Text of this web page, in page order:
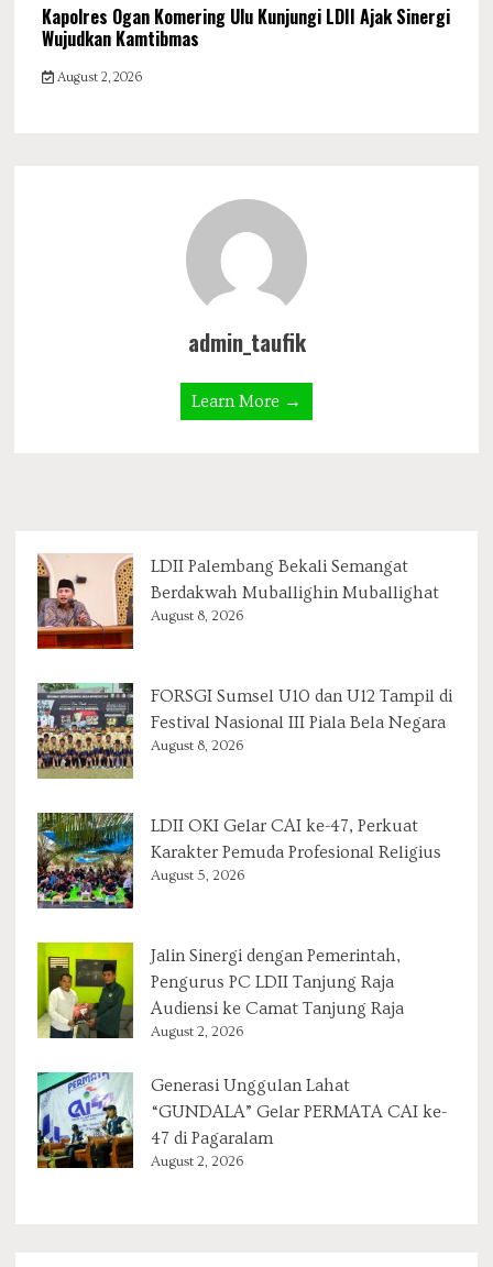
Kapolres Ogan Komering Ulu Kunjungi LDII Ajak Sinergi
Wujudkan Kamtibmas
August 2, 2026
admin_taufik
Learn More →
LDII Palembang Bekali Semangat
Berdakwah Muballighin Muballighat
August 8, 2026
FORSGI Sumsel U10 dan U12 Tampil di
Festival Nasional III Piala Bela Negara
August 8, 2026
LDII OKI Gelar CAI ke-47, Perkuat
Karakter Pemuda Profesional Religius
August 5, 2026
Jalin Sinergi dengan Pemerintah,
Pengurus PC LDII Tanjung Raja
Audiensi ke Camat Tanjung Raja
August 2, 2026
Generasi Unggulan Lahat
“GUNDALA” Gelar PERMATA CAI ke-
47 di Pagaralam
August 2, 2026